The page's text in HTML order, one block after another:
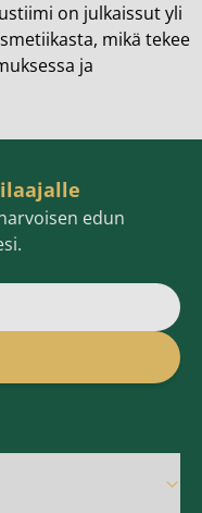
on julkaissut yli
mikä tekee
ja
edun